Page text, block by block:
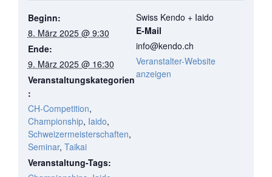
Beginn:
8. März 2025 @ 9:30
Ende:
9. März 2025 @ 16:30
Veranstaltungskategorien
:
CH-Competition,
Championship, Iaido,
Schweizermeisterschaften,
Seminar, Taikai
Veranstaltung-Tags:
Swiss Kendo + Iaido
E-Mail
info@kendo.ch
Veranstalter-Website
anzeigen